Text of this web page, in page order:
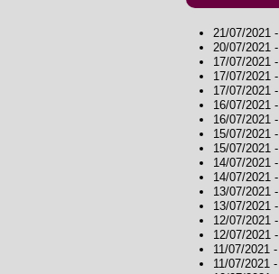
21/07/2021 -
20/07/2021 -
17/07/2021 -
17/07/2021 -
17/07/2021 -
16/07/2021 -
16/07/2021 -
15/07/2021 -
15/07/2021 -
14/07/2021 -
14/07/2021 -
13/07/2021 -
13/07/2021 -
12/07/2021 -
12/07/2021 -
11/07/2021 -
11/07/2021 -